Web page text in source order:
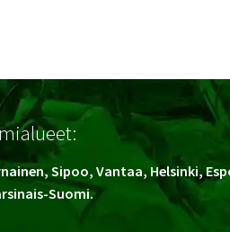
Sipoo, Vantaa, Helsinki,
Suomi.